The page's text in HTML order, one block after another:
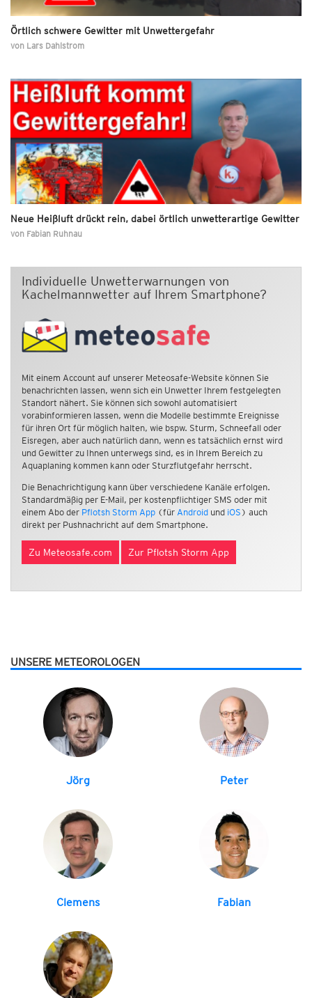
Örtlich schwere Gewitter mit Unwettergefahr
von Lars Dahlstrom
Neue Heißluft drückt rein, dabei örtlich unwetterartige Gewitter
von Fabian Ruhnau
Individuelle Unwetterwarnungen von
Kachelmannwetter auf Ihrem Smartphone?
Mit einem Account auf unserer Meteosafe-Website können Sie
benachrichten lassen, wenn sich ein Unwetter Ihrem festgelegten
Standort nähert. Sie können sich sowohl automatisiert
vorabinformieren lassen, wenn die Modelle bestimmte Ereignisse
für ihren Ort für möglich halten, wie bspw. Sturm, Schneefall oder
Eisregen, aber auch natürlich dann, wenn es tatsächlich ernst wird
und Gewitter zu Ihnen unterwegs sind, es in Ihrem Bereich zu
Aquaplaning kommen kann oder Sturzflutgefahr herrscht.
Die Benachrichtigung kann über verschiedene Kanäle erfolgen.
Standardmäßig per E-Mail, per kostenpflichtiger SMS oder mit
einem Abo der Pflotsh Storm App (für Android und iOS ) auch
direkt per Pushnachricht auf dem Smartphone.
Zu Meteosafe.com Zur Pflotsh Storm App
UNSERE METEOROLOGEN
Jörg Peter
Clemens Fabian